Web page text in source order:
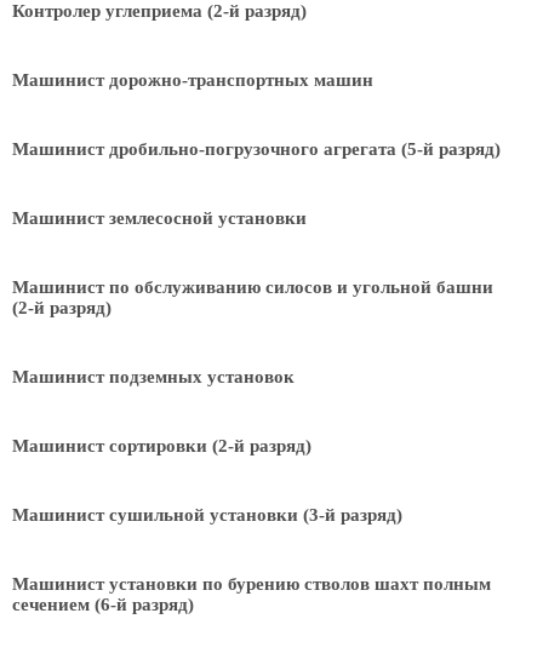
Контролер углеприема (2-й разряд)
Машинист дорожно-транспортных машин
Машинист дробильно-погрузочного агрегата (5-й разряд)
Машинист землесосной установки
Машинист по обслуживанию силосов и угольной башни
(2-й разряд)
Машинист подземных установок
Машинист сортировки (2-й разряд)
Машинист сушильной установки (3-й разряд)
Машинист установки по бурению стволов шахт полным
сечением (6-й разряд)